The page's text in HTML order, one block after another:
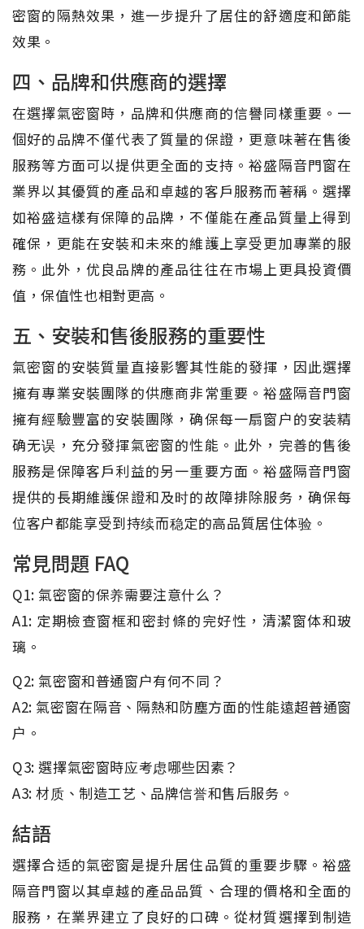
密窗的隔熱效果，進一步提升了居住的舒適度和節能
效果。
四、品牌和供應商的選擇
在選擇氣密窗時，品牌和供應商的信譽同樣重要。一
個好的品牌不僅代表了質量的保證，更意味著在售後
服務等方面可以提供更全面的支持。裕盛隔音門窗在
業界以其優質的產品和卓越的客戶服務而著稱。選擇
如裕盛這樣有保障的品牌，不僅能在產品質量上得到
確保，更能在安裝和未來的維護上享受更加專業的服
務。此外，优良品牌的產品往往在市場上更具投資價
值，保值性也相對更高。
五、安裝和售後服務的重要性
氣密窗的安裝質量直接影響其性能的發揮，因此選擇
擁有專業安裝團隊的供應商非常重要。裕盛隔音門窗
擁有經驗豐富的安裝團隊，确保每一扇窗户的安装精
确无误，充分發揮氣密窗的性能。此外，完善的售後
服務是保障客戶利益的另一重要方面。裕盛隔音門窗
提供的長期維護保證和及时的故障排除服务，确保每
位客户都能享受到持续而稳定的高品質居住体验。
常見問題 FAQ
Q1: 氣密窗的保养需要注意什么？
A1: 定期檢查窗框和密封條的完好性，清潔窗体和玻
璃。
Q2: 氣密窗和普通窗户有何不同？
A2: 氣密窗在隔音、隔熱和防塵方面的性能遠超普通窗
户。
Q3: 選擇氣密窗時应考虑哪些因素？
A3: 材质、制造工艺、品牌信誉和售后服务。
結語
選擇合适的氣密窗是提升居住品質的重要步驟。裕盛
隔音門窗以其卓越的產品品質、合理的價格和全面的
服務，在業界建立了良好的口碑。從材質選擇到制造